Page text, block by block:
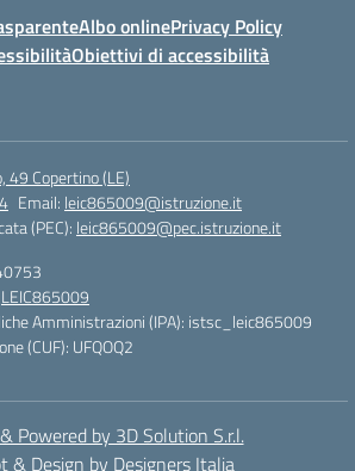
Albo onlinePrivacy Policy
Obiettivi di accessibilità
49 Copertino (LE)
Email: leic865009@istruzione.it
(PEC): leic865009@pec.istruzione.it
LEIC865009
Amministrazioni (IPA): istsc_leic865009
(CUF): UFQOQ2
Powered by 3D Solution S.r.l.
& Design by Designers Italia